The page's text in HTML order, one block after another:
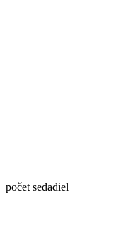
počet sedadiel